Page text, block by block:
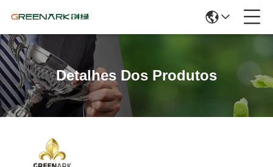
Detalhes Dos Produtos